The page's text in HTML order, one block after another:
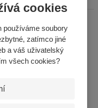
cookies
používáme soubory
zatímco jiné
a váš uživatelský
všech cookies?